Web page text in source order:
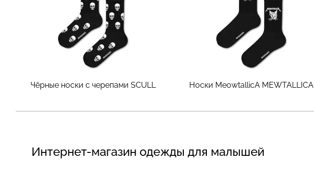
Чёрные носки с черепами SCULL Носки MeowtallicA MEWTALLICA
Интернет-магазин одежды для малышей